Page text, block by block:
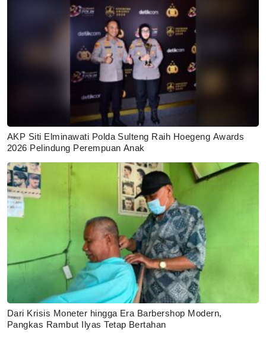
AKP Siti Elminawati Polda Sulteng Raih Hoegeng Awards
2026 Pelindung Perempuan Anak
Dari Krisis Moneter hingga Era Barbershop Modern,
Pangkas Rambut Ilyas Tetap Bertahan